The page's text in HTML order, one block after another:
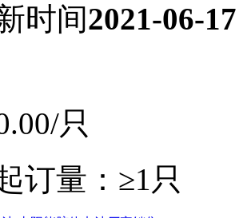
时间2021-06-17
/只
订量： ≥1只